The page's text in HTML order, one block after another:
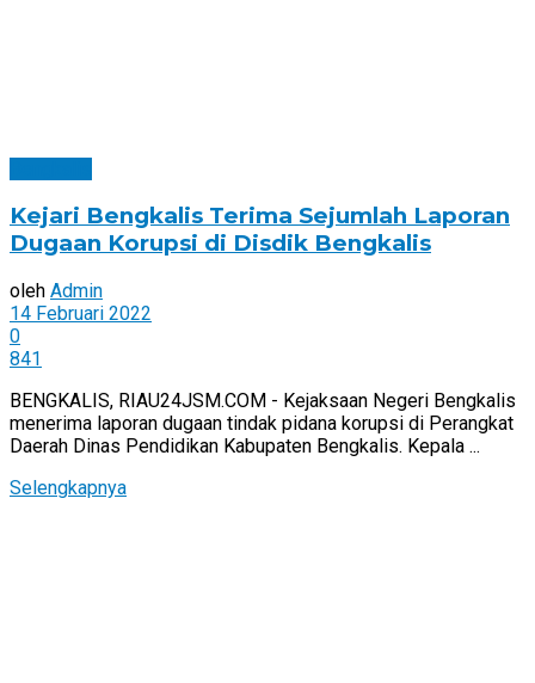
Kejari Bengkalis Terima Sejumlah Laporan
Dugaan Korupsi di Disdik Bengkalis
oleh Admin
14 Februari 2022
0
841
BENGKALIS, RIAU24JSM.COM - Kejaksaan Negeri Bengkalis
menerima laporan dugaan tindak pidana korupsi di Perangkat
Daerah Dinas Pendidikan Kabupaten Bengkalis. Kepala ...
Selengkapnya